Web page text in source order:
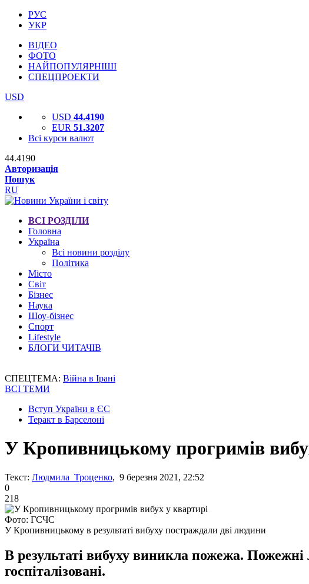
РУС
УКР
ВІДЕО
ФОТО
НАЙПОПУЛЯРНІШІ
СПЕЦПРОЕКТИ
USD
USD 44.4190
EUR 51.3207
Всі курси валют
44.4190
Авторизація
Пошук
RU
ВСІ РОЗДІЛИ
Головна
Україна
Всі новини розділу
Політика
Місто
Світ
Бізнес
Наука
Шоу-бізнес
Спорт
Lifestyle
БЛОГИ ЧИТАЧІВ
СПЕЦТЕМА: Війна в Ірані
ВСІ ТЕМИ
Вступ України в ЄС
Теракт в Барселоні
У Кропивницькому прогримів
Текст: Людмила Троценко, 9 березня 2021, 22:52
0
218
Фото: ГСЧС
У Кропивницькому в результаті вибуху постраждали дві людини
В результаті вибуху виникла пожежа. Пожежні
госпіталізовані.